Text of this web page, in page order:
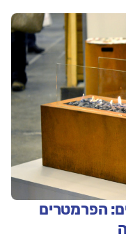
הפרמטרים